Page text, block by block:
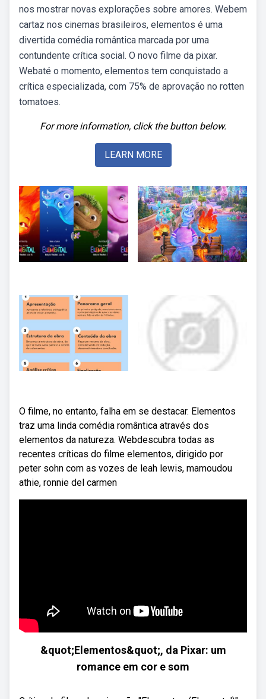
nos mostrar novas explorações sobre amores. Webem
cartaz nos cinemas brasileiros, elementos é uma
divertida comédia romântica marcada por uma
contundente crítica social. O novo filme da pixar.
Webaté o momento, elementos tem conquistado a
crítica especializada, com 75% de aprovação no rotten
tomatoes.
For more information, click the button below.
LEARN MORE
O filme, no entanto, falha em se destacar. Elementos
traz uma linda comédia romântica através dos
elementos da natureza. Webdescubra todas as
recentes críticas do filme elementos, dirigido por
peter sohn com as vozes de leah lewis, mamoudou
athie, ronnie del carmen
&quot;Elementos&quot;, da Pixar: um
romance em cor e som